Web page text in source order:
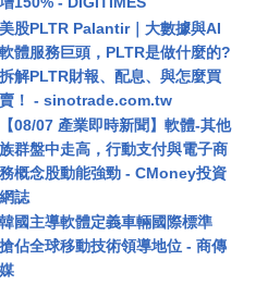
美股PLTR Palantir｜大數據與AI
軟體服務巨頭，PLTR是做什麼的?
拆解PLTR財報、配息、與怎麼買
賣！ - sinotrade.com.tw
【08/07 產業即時新聞】軟體-其他
族群盤中走高，行動支付與電子商
務概念股動能強勁 - CMoney投資
網誌
韓國主導軟體定義車輛國際標準
搶佔全球移動技術領導地位 - 商傳
媒